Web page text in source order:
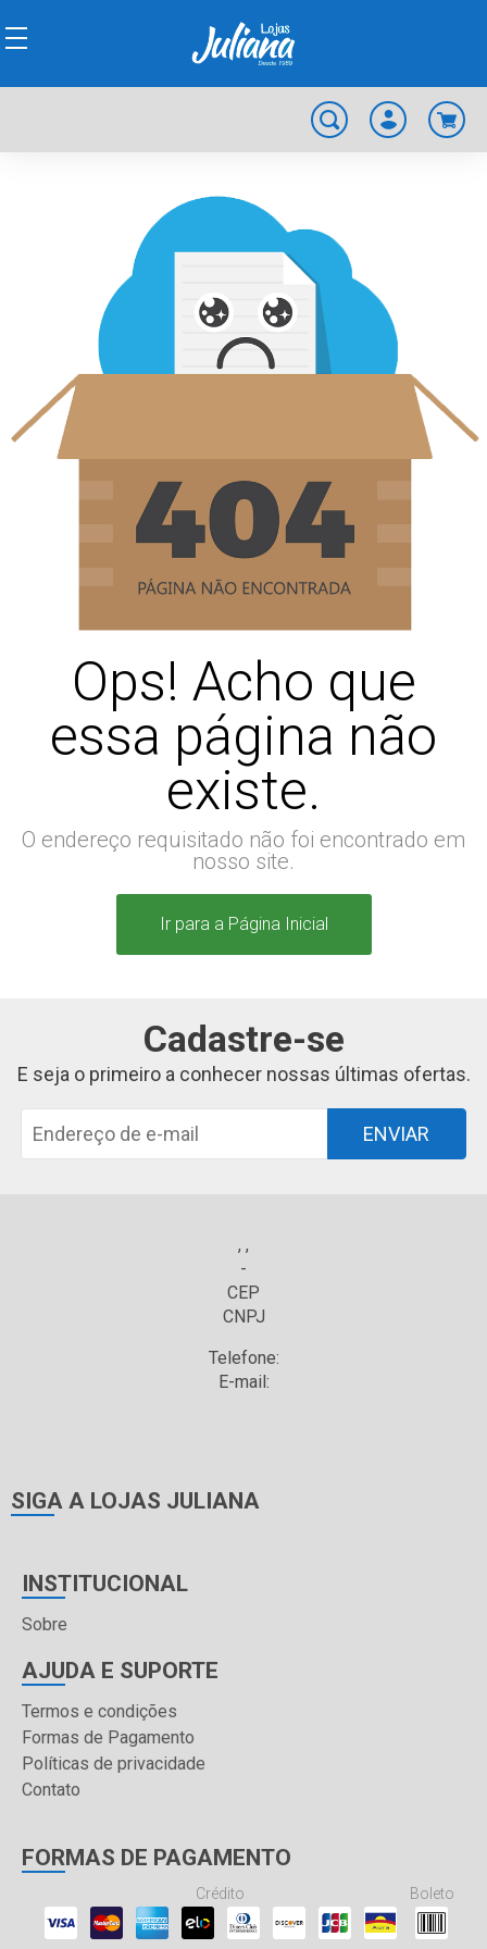
Ops! Acho que
essa página não
existe.
O endereço requisitado não foi encontrado em
nosso site.
Ir para a Página Inicial
Cadastre-se
E seja o primeiro a conhecer nossas últimas ofertas.
ENVIAR
, ,
-
CEP
CNPJ
Telefone:
E-mail:
SIGA A LOJAS JULIANA
INSTITUCIONAL
Sobre
AJUDA E SUPORTE
Termos e condições
Formas de Pagamento
Políticas de privacidade
Contato
FORMAS DE PAGAMENTO
Crédito Boleto